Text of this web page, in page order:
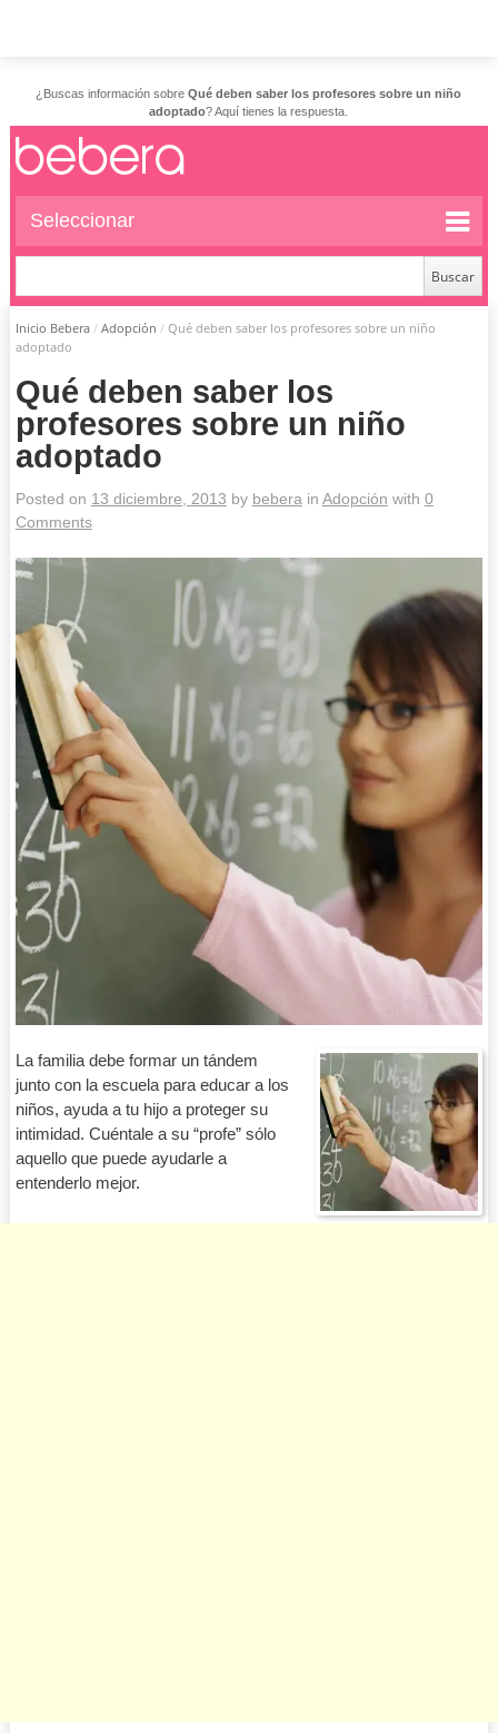
¿Buscas información sobreQué deben saber los profesores sobre un niño
adoptado? Aquí tienes la respuesta.
Seleccionar
Inicio Bebera / Adopción / Qué deben saber los profesores sobre un niño
adoptado
Qué deben saber los
profesores sobre un niño
adoptado
Posted on 13 diciembre, 2013 by bebera in Adopción with 0
Comments
La familia debe formar un tándem
junto con la escuela para educar a los
niños, ayuda a tu hijo a proteger su
intimidad. Cuéntale a su “profe” sólo
aquello que puede ayudarle a
entenderlo mejor.